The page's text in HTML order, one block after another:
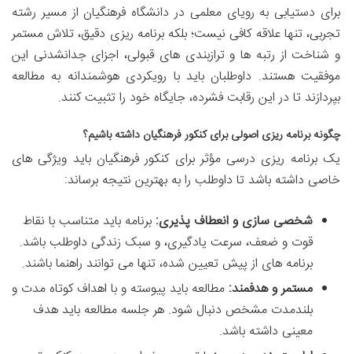
برای دستیابی به رویای معلمی در دانشگاه فرهنگیان از مسیر رشته
تجربی، تنها علاقه کافی نیست؛ بلکه برنامه ریزی دقیق، تلاش مستمر
و شناخت از رتبه ها و ترازبندی های قبولی، اجزای جدانشدنی این
موفقیت هستند. داوطلبان باید با رویکردی هوشمندانه به مطالعه
بپردازند تا در این رقابت فشرده، جایگاه خود را تثبیت کنند.
چگونه برنامه ریزی اصولی برای کنکور فرهنگیان داشته باشیم؟
یک برنامه ریزی درسی مؤثر برای کنکور فرهنگیان باید ویژگی های
خاصی داشته باشد تا داوطلب را به بهترین نتیجه برساند:
شخصی سازی و انعطاف پذیری: برنامه باید متناسب با نقاط
قوت و ضعف، سرعت یادگیری، و سبک زندگی داوطلب باشد.
برنامه های از پیش تعیین شده، تنها می توانند راهنما باشند.
مستمر و هدفمند: مطالعه باید پیوسته و با اهداف کوتاه مدت و
بلندمدت مشخص دنبال شود. هر جلسه مطالعه باید هدف
معینی داشته باشد.